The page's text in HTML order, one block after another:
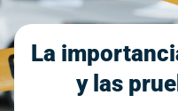
La
y las